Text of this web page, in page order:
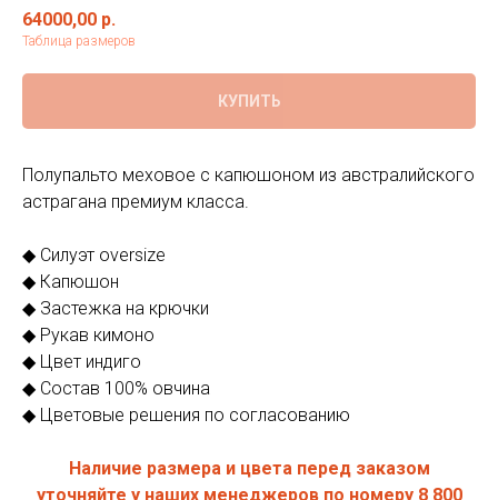
64000,00 р.
Таблица размеров
КУПИТЬ
Полупальто меховое с капюшоном из австралийского
астрагана премиум класса.
◆ Силуэт oversize
◆ Капюшон
◆ Застежка на крючки
◆ Рукав кимоно
◆ Цвет индиго
◆ Состав 100% овчина
◆ Цветовые решения по согласованию
Наличие размера и цвета перед заказом
уточняйте у наших менеджеров по номеру 8 800